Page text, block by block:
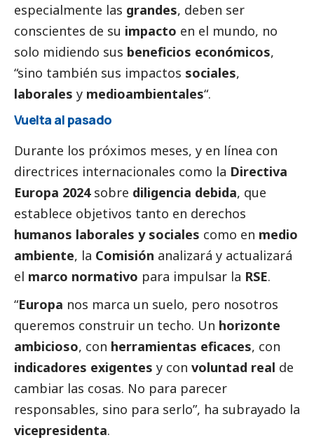
especialmente las grandes, deben ser
conscientes de su impacto en el mundo, no
solo midiendo sus beneficios económicos,
“sino también sus impactos sociales,
laborales y medioambientales“.
Vuelta al pasado
Durante los próximos meses, y en línea con
directrices internacionales como la Directiva
Europa 2024sobre diligencia debida, que
establece objetivos tanto en derechos
humanos laborales y sociales como en medio
ambiente, la Comisión analizará y actualizará
el marco normativo para impulsar la RSE.
“Europa nos marca un suelo, pero nosotros
queremos construir un techo. Un horizonte
ambicioso, con herramientas eficaces, con
indicadores exigentes y con voluntad real de
cambiar las cosas. No para parecer
responsables, sino para serlo”, ha subrayado la
vicepresidenta.